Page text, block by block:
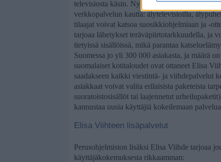
televisiosta käsin. Nykyisin kanavan
verkkopalvelun kautta: älytelevisioilla,
tilaajat voivat katsoa suosikkiohjelmiaan ja -
tarjoaa lähetykset teräväpiirtotarkkuudella, ja
tietyissä sisällöissä, mikä parantaa
Suomessa jo yli 300 000 asiakasta, ja määrä
suomalaiset kotitaloudet ovat ottaneet Elisa
saadakseen kaikki viestintä- ja viihdepalvelut
asiakkaat voivat valita erilaisista paketeista
suoratoistosisällöt tai laajennetut
kannustaa uusia käyttäjiä kokeilemaan
Elisa Viihteen lisäpalvelut
Perusohjelmiston lisäksi Elisa Viihde tarjoaa
käyttäjäkokemuksesta rikkaamman: